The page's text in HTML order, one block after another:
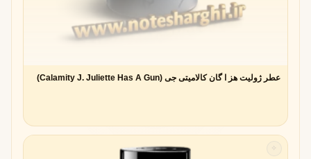
عطر ژولیت هز ا گان کالامیتی جی (Calamity J. Juliette Has A Gun)